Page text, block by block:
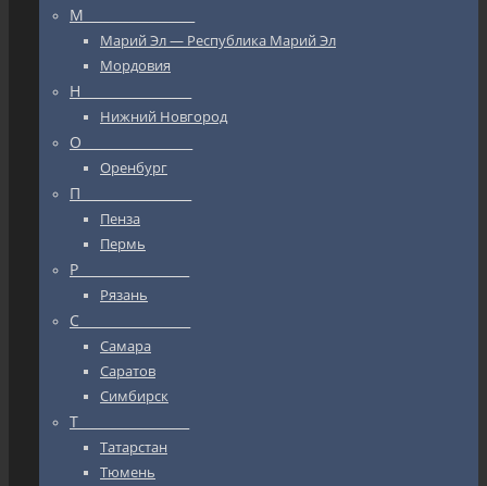
М_________________
Марий Эл — Республика Марий Эл
Мордовия
Н_________________
Нижний Новгород
О_________________
Оренбург
П_________________
Пенза
Пермь
Р_________________
Рязань
С_________________
Самара
Саратов
Симбирск
Т_________________
Татарстан
Тюмень